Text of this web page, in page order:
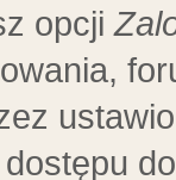
opcji